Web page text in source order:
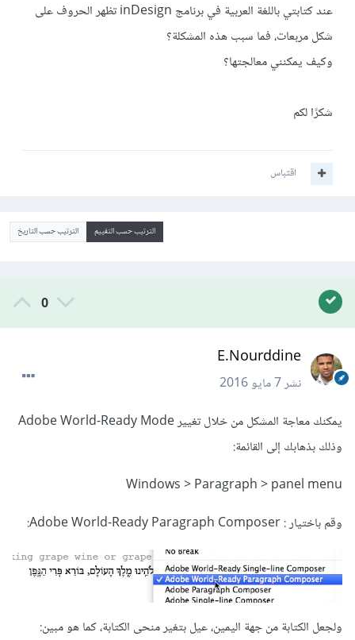
عند كتابتي باللغة العربية في برنامج inDesign تظهر الحروف على
شكل مربعات، فما سبب هذه المشكلة؟
وكيف يمكنني معالجتها؟
شكرًا لكم
اقتباس
الترتيب حسب التقييم الترتيب حسب التاريخ
0
E.Nourddine
نشر7 مايو 2016
يمكنك معاجة المشكل من خلال تغيير Adobe World-Ready Mode
وذلك بذهابك إلى القائمة:
Windows > Paragraph > panel menu
وقم باختيار : Adobe World-Ready Paragraph Composer:
ولجعل الكتابة من جهة اليمين، عيل بتغير منحى الكتابة، كما هو مبين: